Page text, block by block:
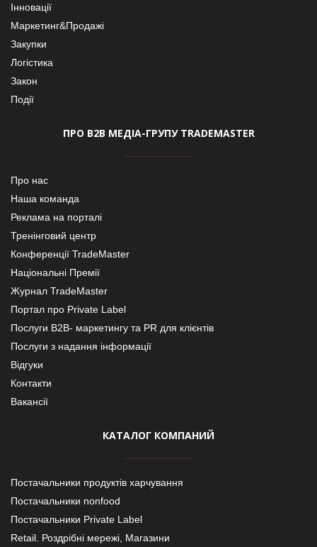
Інновації
Маркетинг&Продажі
Закупки
Логістика
Закон
Події
ПРО В2В МЕДІА-ГРУПУ TRADEMASTER
Про нас
Наша команда
Реклама на порталі
Тренінговий центр
Конференції TradeMaster
Національні Премії
Журнал TradeMaster
Портал про Private Label
Послуги В2В- маркетингу та PR для клієнтів
Послуги з надання інформації
Відгуки
Контакти
Вакансії
КАТАЛОГ КОМПАНИЙ
Постачальники продуктів харчування
Постачальники nonfood
Постачальники Private Label
Retail. Роздрібні мережі, Магазини